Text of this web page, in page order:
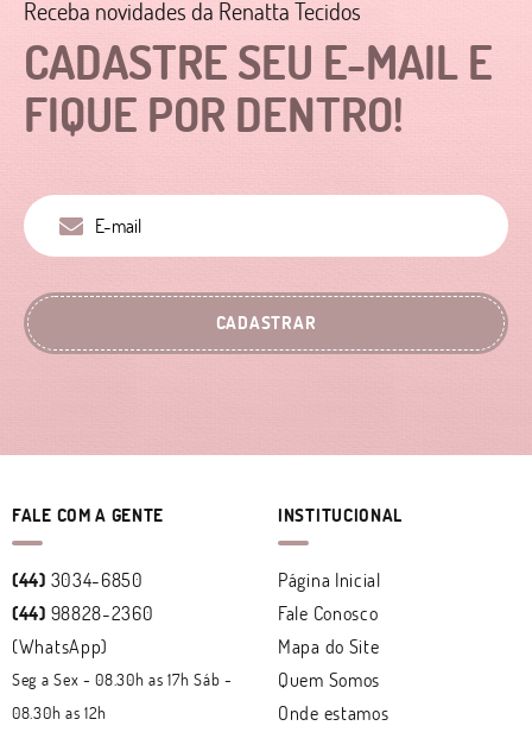
CADASTRE SEU E-MAIL E
FIQUE POR DENTRO!
Receba novidades da Renatta Tecidos
CADASTRAR
FALE COM A GENTE
(44) 3034-6850
(44) 98828-2360
(WhatsApp)
Seg a Sex - 08.30h as 17h Sáb -
08.30h as 12h
INSTITUCIONAL
Página Inicial
Fale Conosco
Mapa do Site
Quem Somos
Onde estamos